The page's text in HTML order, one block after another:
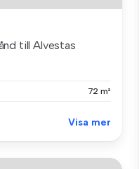
till Alvestas
72 m²
Visa mer